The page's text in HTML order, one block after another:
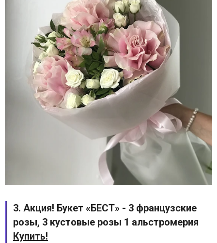
3. Акция! Букет «БЕСТ» - 3 французские
розы, 3 кустовые розы 1 альстромерия
Купить!